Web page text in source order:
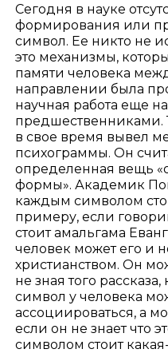
Сегодня в науке
формирования или
символ. Ее никто не
это механизмы,
памяти человека
направлении была
научная работа еще
предшественниками.
в свое время вывел
психограммы. Он
определенная вещь
формы». Академик
каждым символом
примеру, если
стоит амальгама
человек может его и
христианством. Он
не зная того
символ у человека
ассоциироваться, а
если он не знает что
символом стоит